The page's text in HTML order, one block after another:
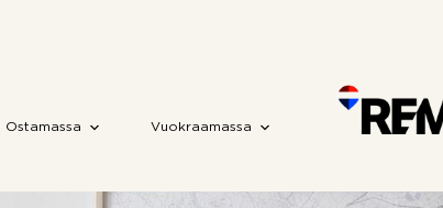
Ostamassa Vuokraamassa